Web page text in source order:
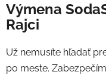
Výmena
Rajci
Už nemusíte hľadať
po meste.